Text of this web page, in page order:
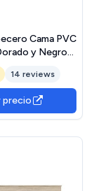
Cama PVC
y Negro
| Disponible en
| Cabecero
Elegante,
y Económico
14 reviews
precio